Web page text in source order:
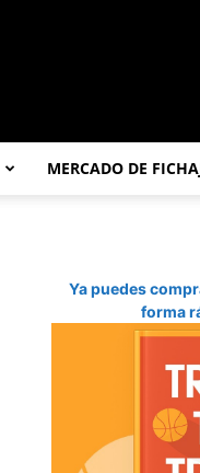
MERCADO DE
Ya puedes
forma